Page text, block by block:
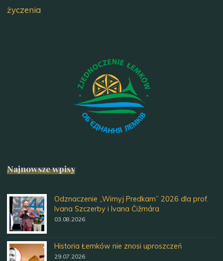
życzenia
Najnowsze wpisy
Odznaczenie „Wirnyj Predkam” 2026 dla prof.
Ivana Szczerby i Ivana Čižmára
03.08.2026
Historia Łemków nie znosi uproszczeń
29.07.2026